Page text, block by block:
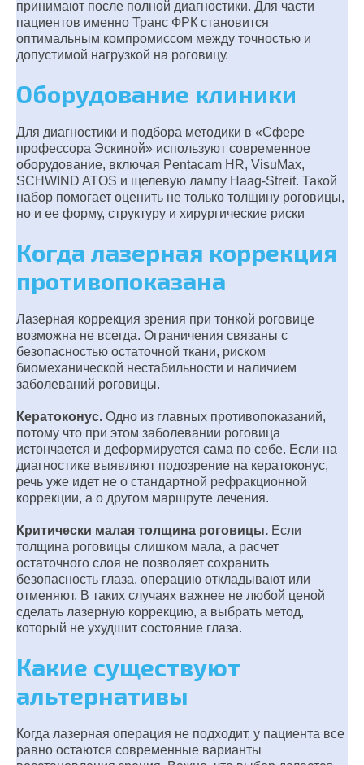
принимают после полной диагностики. Для части
пациентов именно Транс ФРК становится
оптимальным компромиссом между точностью и
допустимой нагрузкой на роговицу.
Оборудование клиники
Для диагностики и подбора методики в «Сфере
профессора Эскиной» используют современное
оборудование, включая Pentacam HR, VisuMax,
SCHWIND ATOS и щелевую лампу Haag-Streit. Такой
набор помогает оценить не только толщину роговицы,
но и ее форму, структуру и хирургические риски
Когда лазерная коррекция
противопоказана
Лазерная коррекция зрения при тонкой роговице
возможна не всегда. Ограничения связаны с
безопасностью остаточной ткани, риском
биомеханической нестабильности и наличием
заболеваний роговицы.
Кератоконус. Одно из главных противопоказаний,
потому что при этом заболевании роговица
истончается и деформируется сама по себе. Если на
диагностике выявляют подозрение на кератоконус,
речь уже идет не о стандартной рефракционной
коррекции, а о другом маршруте лечения.
Критически малая толщина роговицы. Если
толщина роговицы слишком мала, а расчет
остаточного слоя не позволяет сохранить
безопасность глаза, операцию откладывают или
отменяют. В таких случаях важнее не любой ценой
сделать лазерную коррекцию, а выбрать метод,
который не ухудшит состояние глаза.
Какие существуют
альтернативы
Когда лазерная операция не подходит, у пациента все
равно остаются современные варианты